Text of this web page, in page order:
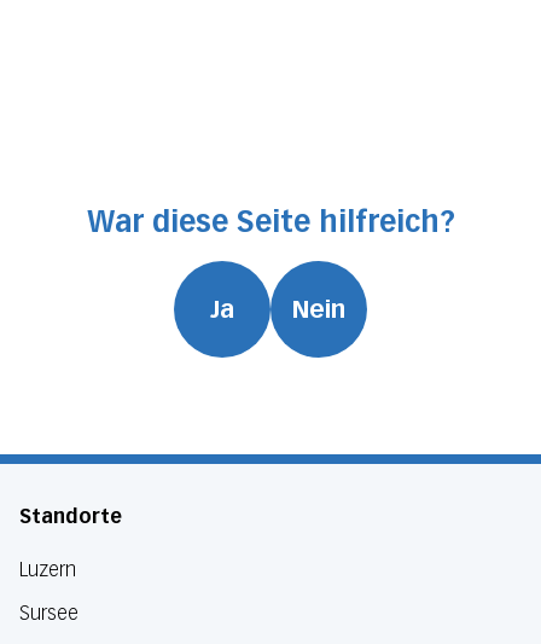
War diese Seite hilfreich?
Ja Nein
Standorte
Luzern
Sursee